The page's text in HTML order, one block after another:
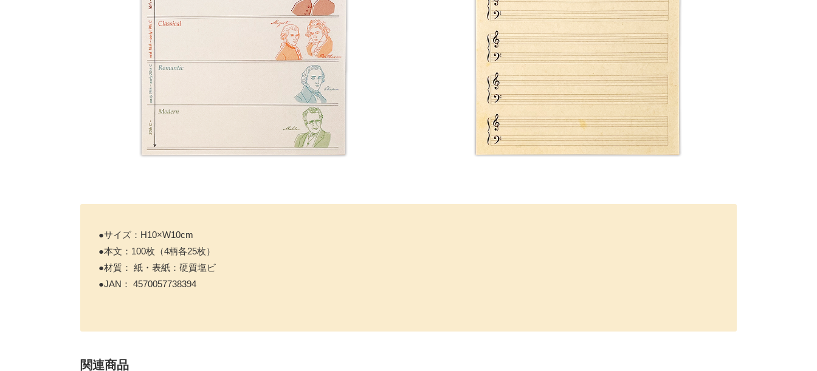
●サイズ：H10×W10cm
●本文：100枚（4柄各25枚）
●材質： 紙・表紙：硬質塩ビ
●JAN： 4570057738394
関連商品